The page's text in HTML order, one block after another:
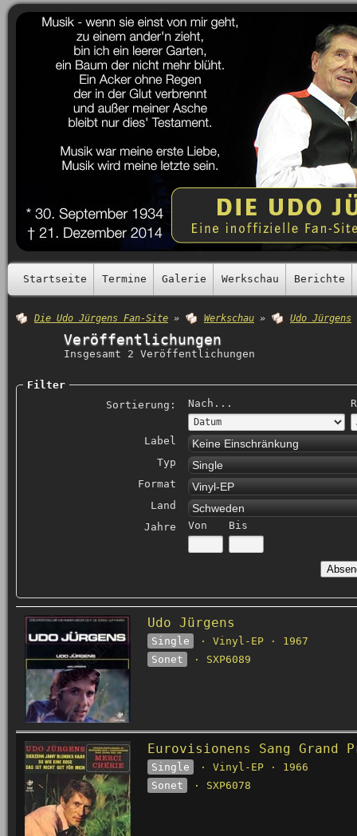
Startseite Termine Galerie Werkschau Berichte
Die Udo Jürgens Fan-Site » Werkschau » Udo Jürgens
Veröffentlichungen
Insgesamt 2 Veröffentlichungen
Filter
Sortierung:
Nach...
Label Keine Einschränkung
Typ Single
Format Vinyl-EP
Land Schweden
Jahre Von Bis
Udo Jürgens
Single
· Vinyl-EP · 1967
Sonet
· SXP6089
Eurovisionens Sang Grand
Single
· Vinyl-EP · 1966
Sonet
· SXP6078